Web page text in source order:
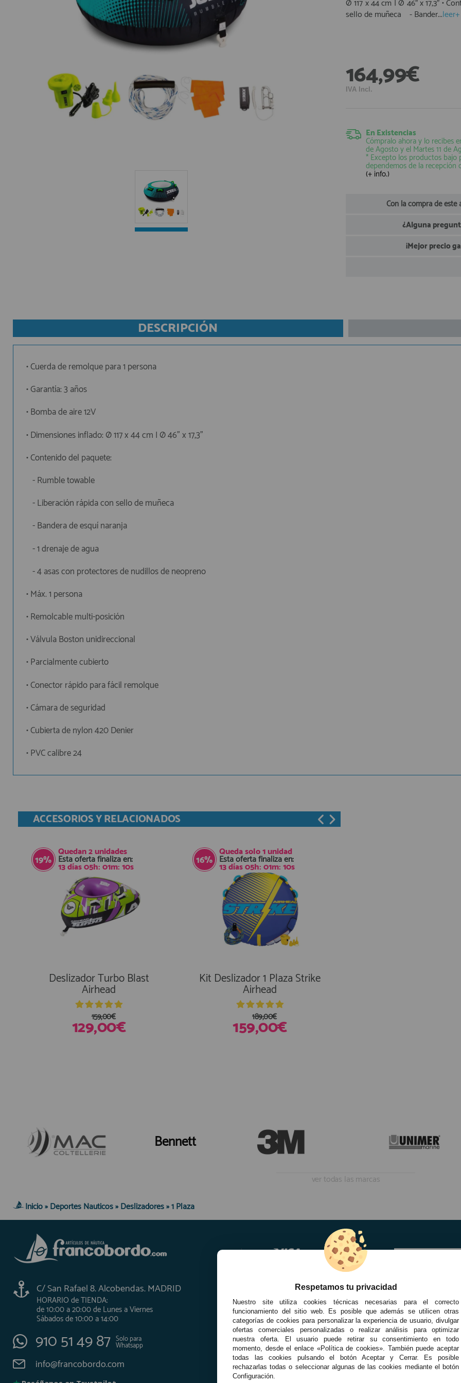
Equipo Personal
Fondeo y Amarre
Fundas, Lonas y Toldos
Libros
Mantenimiento y Limpieza
Motonautica
HORARIO de TIENDA:
910 51 49 87 Solo para
info@francobordo.com
Ø 117 x 44 cm | Ø 46" x 17,3" •
sello de muñeca - Bander...leer+
164,99€
IVA Incl.
En Existencias
Cómpralo ahora y lo recibes
de Agostoy el Martes 11 de
* Excepto los productos bajo
dependemos de la recepción
(+ info.)
Con la compra de
¿Alguna
¡Mejor precio
DESCRIPCIÓN
• Cuerda de remolque para 1 persona
• Garantía: 3 años
• Bomba de aire 12V
• Dimensiones inflado: Ø 117 x 44 cm | Ø 46" x 17,3"
• Contenido del paquete:
- Rumble towable
- Liberación rápida con sello de muñeca
- Bandera de esquí naranja
- 1 drenaje de agua
- 4 asas con protectores de nudillos de neopreno
• Máx. 1 persona
• Remolcable multi-posición
• Válvula Boston unidireccional
• Parcialmente cubierto
• Conector rápido para fácil remolque
• Cámara de seguridad
• Cubierta de nylon 420 Denier
• PVC calibre 24
ACCESORIOS Y RELACIONADOS
19%
Quedan2unidades
Esta oferta finaliza en:
13días05h:01m:09s
Deslizador Turbo Blast
Airhead
129,00€
159,00€
16%
Queda solo1 unidad
Esta oferta finaliza en:
13días05h:01m:09s
Kit Deslizador 1 Plaza Strike
Airhead
159,00€
189,00€
Bennett
ver todas las marcas
Inicio» Deportes Nauticos» Deslizadores»1 Plaza
C/ San Rafael 8. Alcobendas. MADRID
HORARIO de TIENDA:
de 10:00 a 20:00 de Lunes a Viernes
Sábados de 10:00 a 14:00
910 51 49 87 Solo para
Whatsapp
info@francobordo.com
Respetamos tu privacidad
Nuestro site utiliza cookies técnicas necesarias para el correcto
funcionamiento del sitio web. Es posible que además se utilicen otras
categorías de cookies para personalizar la experiencia de usuario, divulgar
ofertas comerciales personalizadas o realizar análisis para optimizar
nuestra oferta. El usuario puede retirar su consentimiento en todo
momento, desde el enlace «Política de cookies». También puede aceptar
todas las cookies pulsando el botón Aceptar y Cerrar. Es posible
rechazarlas todas o seleccionar algunas de las cookies mediante el botón
Configuración.